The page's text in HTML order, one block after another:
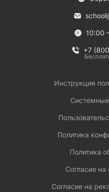
10:00
+7
Инструкция
Политика
Политика
Согласие
Согласие на